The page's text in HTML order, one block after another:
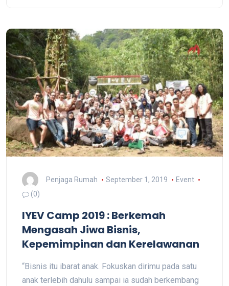
Penjaga Rumah September 1, 2019
Event
(0)
IYEV Camp 2019 : Berkemah
Mengasah Jiwa Bisnis,
Kepemimpinan dan Kerelawanan
“Bisnis itu ibarat anak. Fokuskan dirimu pada satu
anak terlebih dahulu sampai ia sudah berkembang